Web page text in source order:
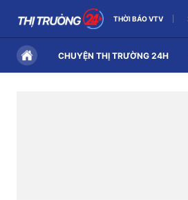
THỜI BÁO VTV
CHUYỆN THỊ TRƯỜNG 24H